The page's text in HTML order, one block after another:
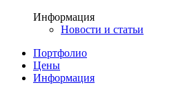
Информация
Новости и статьи
Портфолио
Цены
Информация